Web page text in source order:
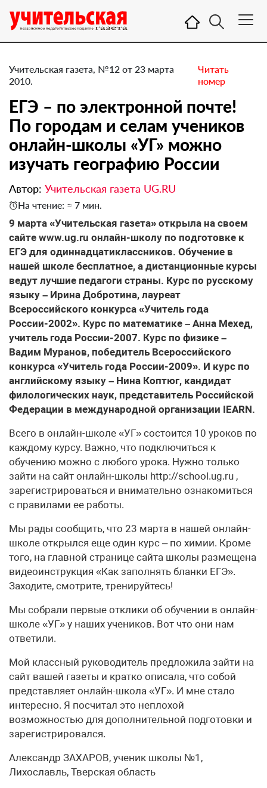
Учительская газета, №12 от 23 марта
2010.
Читать
номер
ЕГЭ – по электронной почте!
По городам и селам учеников
онлайн-школы «УГ» можно
изучать географию России
Автор: Учительская газета UG.RU
На чтение: ≈ 7 мин.
9 марта «Учительская газета» открыла на своем
сайте www.ug.ru онлайн-школу по подготовке к
ЕГЭ для одиннадцатиклассников. Обучение в
нашей школе бесплатное, а дистанционные курсы
ведут лучшие педагоги страны. Курс по русскому
языку – Ирина Добротина, лауреат
Всероссийского конкурса «Учитель года
России-2002». Курс по математике – Анна Мехед,
учитель года России-2007. Курс по физике –
Вадим Муранов, победитель Всероссийского
конкурса «Учитель года России-2009». И курс по
английскому языку – Нина Коптюг, кандидат
филологических наук, представитель Российской
Федерации в международной организации IEARN.
Всего в онлайн-школе «УГ» состоится 10 уроков по
каждому курсу. Важно, что подключиться к
обучению можно с любого урока. Нужно только
зайти на сайт онлайн-школы http://school.ug.ru ,
зарегистрироваться и внимательно ознакомиться
с правилами ее работы.
Мы рады сообщить, что 23 марта в нашей онлайн-
школе открылся еще один курс – по химии. Кроме
того, на главной странице сайта школы размещена
видеоинструкция «Как заполнять бланки ЕГЭ».
Заходите, смотрите, тренируйтесь!
Мы собрали первые отклики об обучении в онлайн-
школе «УГ» у наших учеников. Вот что они нам
ответили.
Мой классный руководитель предложила зайти на
сайт вашей газеты и кратко описала, что собой
представляет онлайн-школа «УГ». И мне стало
интересно. Я посчитал это неплохой
возможностью для дополнительной подготовки и
зарегистрировался.
Александр ЗАХАРОВ, ученик школы №1,
Лихославль, Тверская область